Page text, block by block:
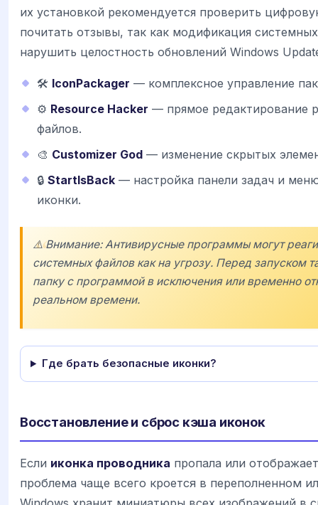
их установкой рекомендуется проверить
почитать отзывы, так как модификация
нарушить целостность обновлений Windows
🛠 IconPackager — комплексное управление
⚙️ Resource Hacker — прямое редактирование
файлов.
🎨 Customizer God — изменение скрытых
🔒 StartIsBack — настройка панели задач и
иконки.
⚠️ Внимание: Антивирусные программы могут
системных файлов как на угрозу. Перед запуском
папку с программой в исключения или временно
реальном времени.
Где брать безопасные иконки?
Восстановление и сброс кэша иконок
Если иконка проводника пропала или
проблема чаще всего кроется в переполненном